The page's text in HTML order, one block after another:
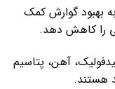
بهبود گوارش کمک
را کاهش دهد.
آهن، پتاسیم
هستند.